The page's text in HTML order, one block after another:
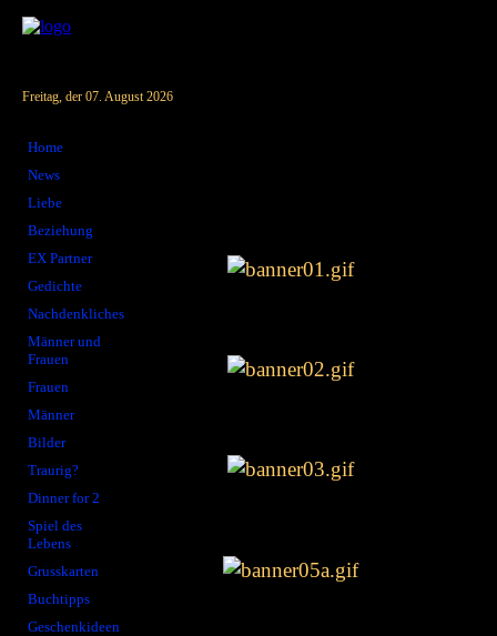
Freitag, der 07. August 2026
Home
News
Liebe
Beziehung
EX Partner
Gedichte
Nachdenkliches
Männer und
Frauen
Frauen
Männer
Bilder
Traurig?
Dinner for 2
Spiel des
Lebens
Grusskarten
Buchtipps
Geschenkideen